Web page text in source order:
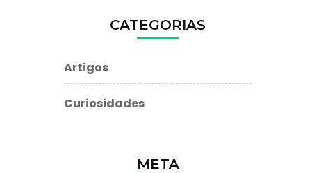
CATEGORIAS
Artigos
Curiosidades
META